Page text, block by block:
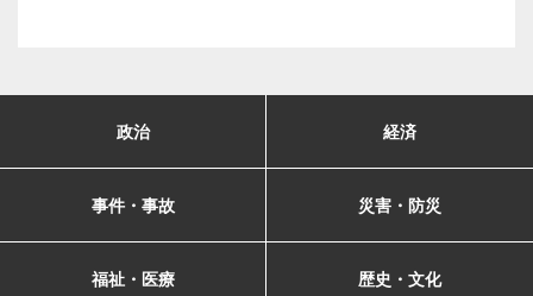
政治 経済
事件・事故 災害・防災
福祉・医療 歴史・文化